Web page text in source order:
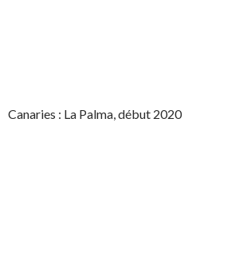
Canaries : La Palma, début 2020